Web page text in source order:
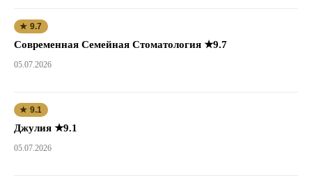
★ 9.7
Современная Семейная Стоматология ★9.7
05.07.2026
★ 9.1
Джулия ★9.1
05.07.2026